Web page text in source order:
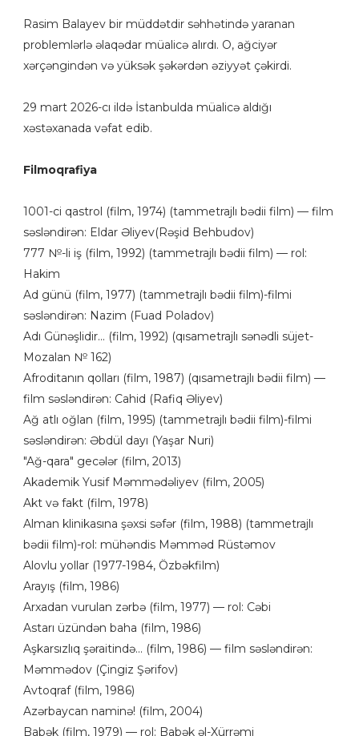
Rasim Balayev bir müddətdir səhhətində yaranan
problemlərlə əlaqədar müalicə alırdı. O, ağciyər
xərçəngindən və yüksək şəkərdən əziyyət çəkirdi.
29 mart 2026-cı ildə İstanbulda müalicə aldığı
xəstəxanada vəfat edib.
Filmoqrafiya
1001-ci qastrol (film, 1974) (tammetrajlı bədii film) — film
səsləndirən: Eldar Əliyev(Rəşid Behbudov)
777 №-li iş (film, 1992) (tammetrajlı bədii film) — rol:
Hakim
Ad günü (film, 1977) (tammetrajlı bədii film)-filmi
səsləndirən: Nazim (Fuad Poladov)
Adı Günəşlidir... (film, 1992) (qısametrajlı sənədli süjet-
Mozalan № 162)
Afroditanın qolları (film, 1987) (qısametrajlı bədii film) —
film səsləndirən: Cahid (Rafiq Əliyev)
Ağ atlı oğlan (film, 1995) (tammetrajlı bədii film)-filmi
səsləndirən: Əbdül dayı (Yaşar Nuri)
"Ağ-qara" gecələr (film, 2013)
Akademik Yusif Məmmədəliyev (film, 2005)
Akt və fakt (film, 1978)
Alman klinikasına şəxsi səfər (film, 1988) (tammetrajlı
bədii film)-rol: mühəndis Məmməd Rüstəmov
Alovlu yollar (1977-1984, Özbəkfilm)
Arayış (film, 1986)
Arxadan vurulan zərbə (film, 1977) — rol: Cəbi
Astarı üzündən baha (film, 1986)
Aşkarsızlıq şəraitində... (film, 1986) — film səsləndirən:
Məmmədov (Çingiz Şərifov)
Avtoqraf (film, 1986)
Azərbaycan naminə! (film, 2004)
Babək (film, 1979) — rol: Babək əl-Xürrəmi